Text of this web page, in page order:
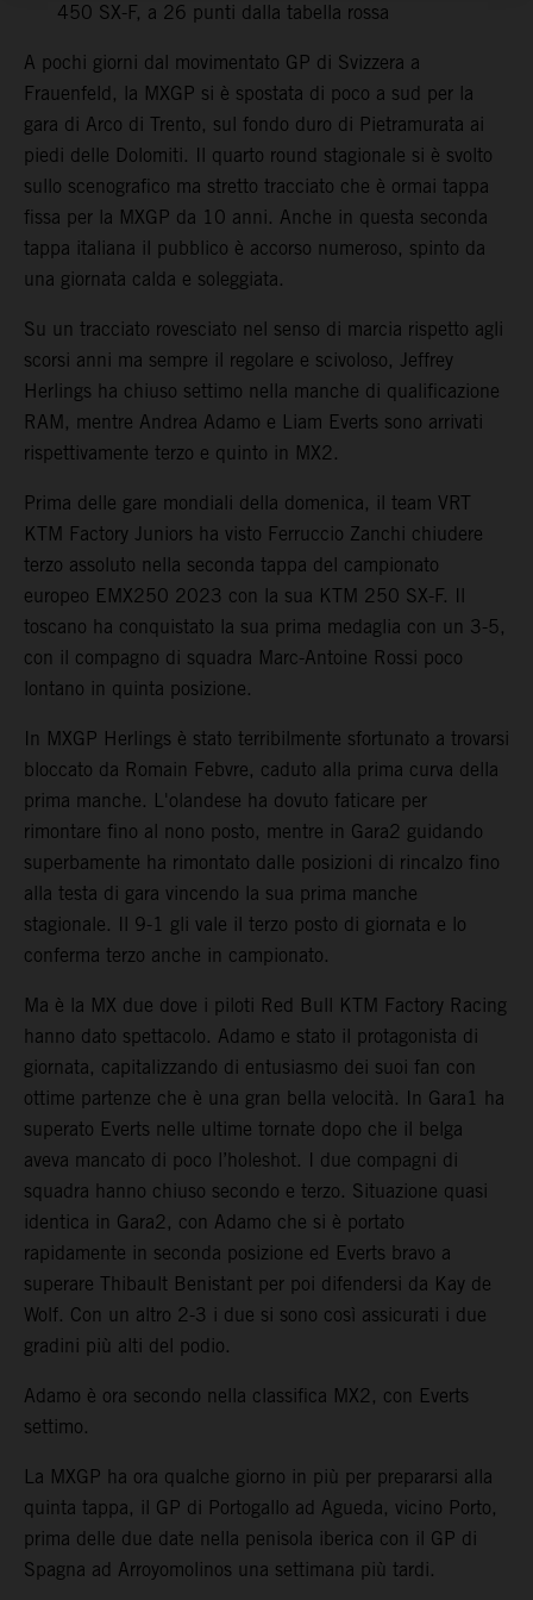
450 SX-F, a 26 punti dalla tabella rossa
A pochi giorni dal movimentato GP di Svizzera a
Frauenfeld, la MXGP si è spostata di poco a sud per la
gara di Arco di Trento, sul fondo duro di Pietramurata ai
piedi delle Dolomiti. Il quarto round stagionale si è svolto
sullo scenografico ma stretto tracciato che è ormai tappa
fissa per la MXGP da 10 anni. Anche in questa seconda
tappa italiana il pubblico è accorso numeroso, spinto da
una giornata calda e soleggiata.
Su un tracciato rovesciato nel senso di marcia rispetto agli
scorsi anni ma sempre il regolare e scivoloso, Jeffrey
Herlings ha chiuso settimo nella manche di qualificazione
RAM, mentre Andrea Adamo e Liam Everts sono arrivati
rispettivamente terzo e quinto in MX2.
Prima delle gare mondiali della domenica, il team VRT
KTM Factory Juniors ha visto Ferruccio Zanchi chiudere
terzo assoluto nella seconda tappa del campionato
europeo EMX250 2023 con la sua KTM 250 SX-F. Il
toscano ha conquistato la sua prima medaglia con un 3-5,
con il compagno di squadra Marc-Antoine Rossi poco
lontano in quinta posizione.
In MXGP Herlings è stato terribilmente sfortunato a trovarsi
bloccato da Romain Febvre, caduto alla prima curva della
prima manche. L'olandese ha dovuto faticare per
rimontare fino al nono posto, mentre in Gara2 guidando
superbamente ha rimontato dalle posizioni di rincalzo fino
alla testa di gara vincendo la sua prima manche
stagionale. Il 9-1 gli vale il terzo posto di giornata e lo
conferma terzo anche in campionato.
Ma è la MX due dove i piloti Red Bull KTM Factory Racing
hanno dato spettacolo. Adamo e stato il protagonista di
giornata, capitalizzando di entusiasmo dei suoi fan con
ottime partenze che è una gran bella velocità. In Gara1 ha
superato Everts nelle ultime tornate dopo che il belga
aveva mancato di poco l’holeshot. I due compagni di
squadra hanno chiuso secondo e terzo. Situazione quasi
identica in Gara2, con Adamo che si è portato
rapidamente in seconda posizione ed Everts bravo a
superare Thibault Benistant per poi difendersi da Kay de
Wolf. Con un altro 2-3 i due si sono così assicurati i due
gradini più alti del podio.
Adamo è ora secondo nella classifica MX2, con Everts
settimo.
La MXGP ha ora qualche giorno in più per prepararsi alla
quinta tappa, il GP di Portogallo ad Agueda, vicino Porto,
prima delle due date nella penisola iberica con il GP di
Spagna ad Arroyomolinos una settimana più tardi.